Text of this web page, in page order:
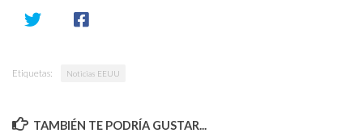
Etiquetas: Noticias EEUU
TAMBIÉN TE PODRÍA GUSTAR...